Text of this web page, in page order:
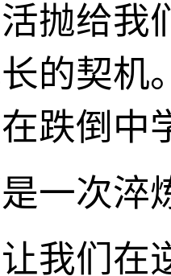
抛给我
的契机
跌倒中
一次淬
我们在